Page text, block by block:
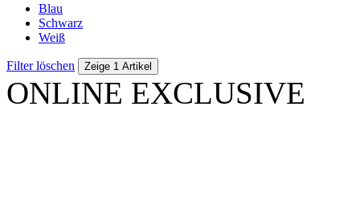
Blau
Schwarz
Weiß
Filter löschen Zeige 1 Artikel
ONLINE EXCLUSIVE